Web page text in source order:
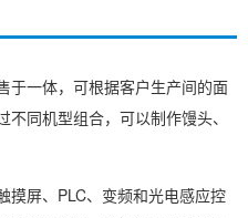
于一体，可根据客户生产间的面
同机型组合，可以制作馒头、
摸屏、PLC、变频和光电感应控